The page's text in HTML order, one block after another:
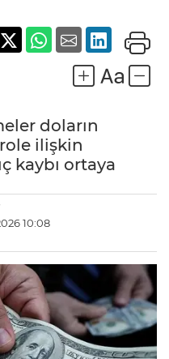
doların
ilişkin
kaybı ortaya
10:08